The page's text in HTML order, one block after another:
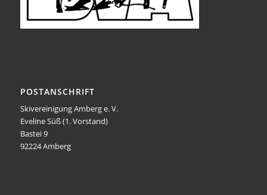
POSTANSCHRIFT
Skivereinigung Amberg e. V.
Eveline Süß (1. Vorstand)
Bastei 9
92224 Amberg